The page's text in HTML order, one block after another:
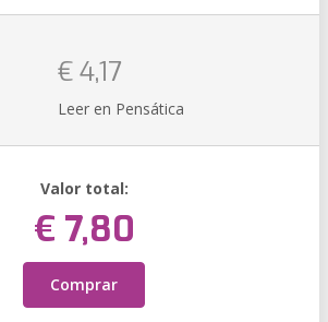
€ 4,17
Leer en Pensática
Valor total:
€ 7,80
Comprar